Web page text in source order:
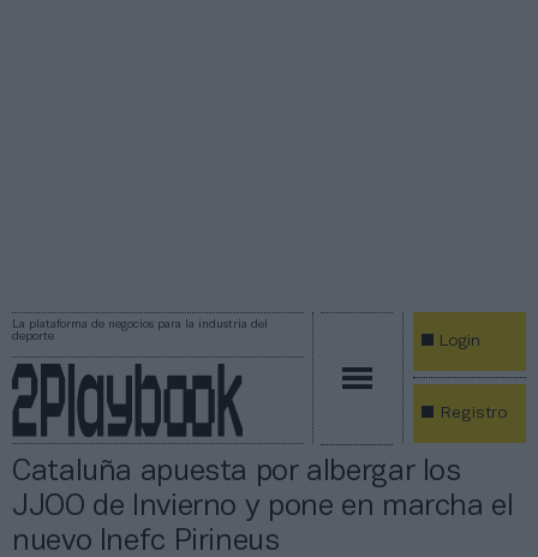
La plataforma de negocios para la industria del
deporte
Login
Registro
Cataluña apuesta por albergar los
JJOO de Invierno y pone en marcha el
nuevo Inefc Pirineus